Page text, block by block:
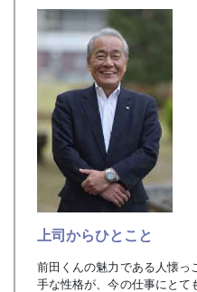
上司からひとこと
前田くんの魅力である人懐っ
手な性格が、今の仕事にとて